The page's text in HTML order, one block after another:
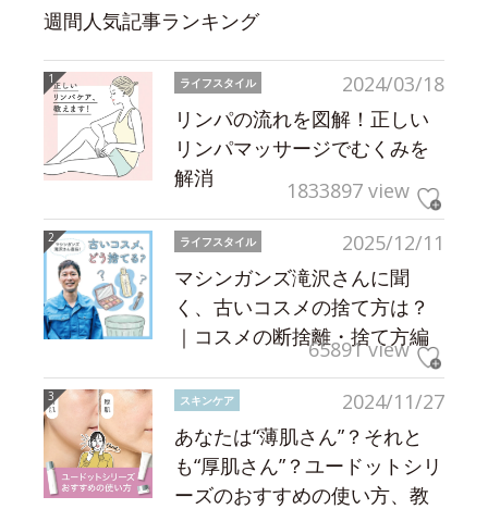
週間人気記事ランキング
2024/03/18
ライフスタイル
リンパの流れを図解！正しい
リンパマッサージでむくみを
解消
1833897 view
2025/12/11
ライフスタイル
マシンガンズ滝沢さんに聞
く、古いコスメの捨て方は？
｜コスメの断捨離・捨て方編
65891 view
2024/11/27
スキンケア
あなたは“薄肌さん”？それと
も“厚肌さん”？ユードットシリ
ーズのおすすめの使い方、教